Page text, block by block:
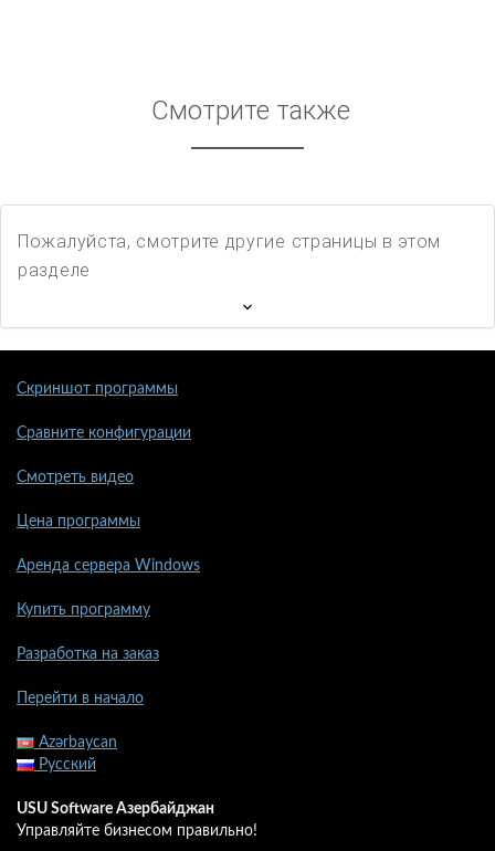
Смотрите также
Пожалуйста, смотрите другие страницы в этом
разделе
Скриншот программы
Сравните конфигурации
Смотреть видео
Цена программы
Аренда сервера Windows
Купить программу
Разработка на заказ
Перейти в начало
Azərbaycan
Русский
USU Software Азербайджан
Управляйте бизнесом правильно!